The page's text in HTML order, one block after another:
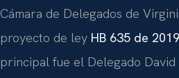
Cámara de Delegados de
proyecto de ley HB 635 de 2019
principal fue el Delegado